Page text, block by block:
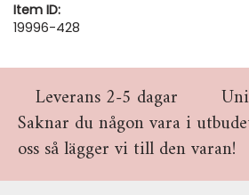
Item ID:
19996-428
Leverans 2-5 dagar
Saknar du någon vara i
oss så lägger vi till den varan!